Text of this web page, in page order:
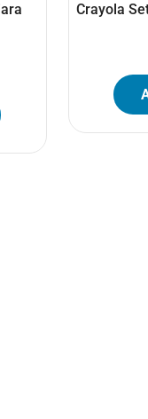
Crayola